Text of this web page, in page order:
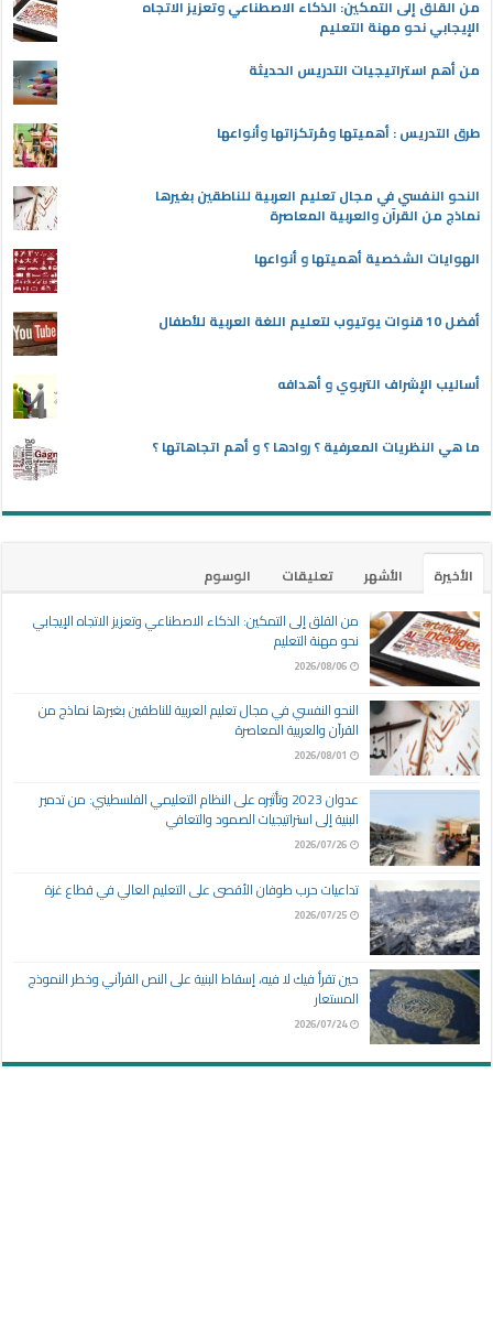
من القلق إلى التمكين: الذكاء الاصطناعي وتعزيز الاتجاه
الإيجابي نحو مهنة التعليم
من أهم استراتيجيات التدريس الحديثة
طرق التدريس : أهميتها ومُرتكزاتها وأنواعها
النحو النفسي في مجال تعليم العربية للناطقين بغيرها
نماذج من القرآن والعربية المعاصرة
الهوايات الشخصية أهميتها و أنواعها
أفضل 10 قنوات يوتيوب لتعليم اللغة العربية للأطفال
أساليب الإشراف التربوي و أهدافه
ما هي النظريات المعرفية ؟ روادها ؟ و أهم اتجاهاتها ؟
الأخيرة الأشهر تعليقات
الوسوم
من القلق إلى التمكين: الذكاء الاصطناعي وتعزيز الاتجاه الإيجابي
نحو مهنة التعليم
2026/08/06
النحو النفسي في مجال تعليم العربية للناطقين بغيرها نماذج من
القرآن والعربية المعاصرة
2026/08/01
عدوان 2023 وتأثيره على النظام التعليمي الفلسطيني: من تدمير
البنية إلى استراتيجيات الصمود والتعافي
2026/07/26
تداعيات حرب طوفان الأقصى على التعليم العالي في قطاع غزة
2026/07/25
حين تقرأ فيك لا فيه، إسقاط البنية على النص القرآني وخطر النموذج
المستعار
2026/07/24